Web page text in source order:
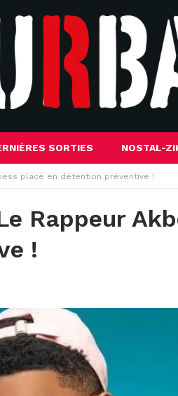
SORTIES NOSTAL-
placé en détention préventive !
Rappeur
!